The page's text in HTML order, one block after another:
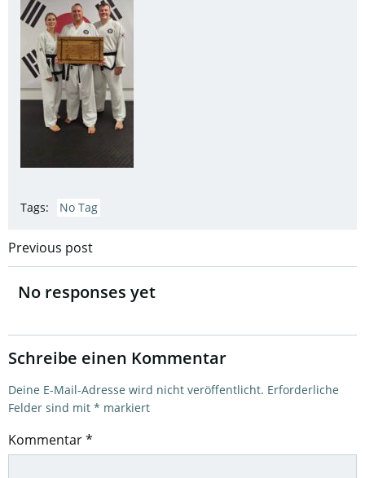
Tags: No Tag
Post
navigation
Previous post
No responses yet
Schreibe einen Kommentar
Deine E-Mail-Adresse wird nicht veröffentlicht. Erforderliche
Felder sind mit * markiert
Kommentar*